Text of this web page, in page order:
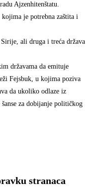
Ajzenhitenštatu.
je potrebna zaštita i
ali druga i treća država
državama da emituje
Fejsbuk, u kojima poziva
da ukoliko odlaze iz
za dobijanje političkog
stranaca